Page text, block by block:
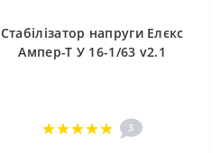
Стабілізатор напруги Елєкс
Ампер-Т У 16-1/63 v2.1
3